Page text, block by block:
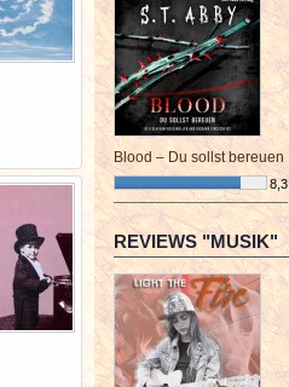
Blood – Du sollst bereuen
8,3
¯¯¯¯¯¯¯¯¯¯¯¯¯¯¯¯¯¯¯¯¯¯¯¯
REVIEWS "MUSIK"